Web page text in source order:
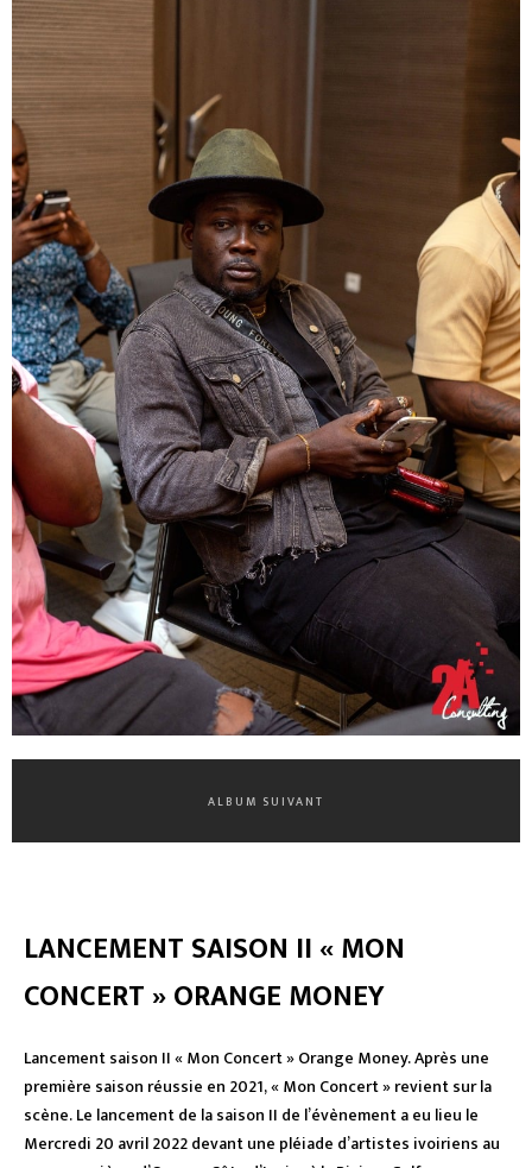
ALBUM SUIVANT
LANCEMENT SAISON II « MON
CONCERT » ORANGE MONEY
Lancement saison II « Mon Concert » Orange Money. Après une
première saison réussie en 2021, « Mon Concert » revient sur la
scène. Le lancement de la saison II de l’évènement a eu lieu le
Mercredi 20 avril 2022 devant une pléiade d’artistes ivoiriens au